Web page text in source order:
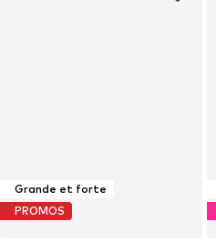
Grande et forte
PROMOS